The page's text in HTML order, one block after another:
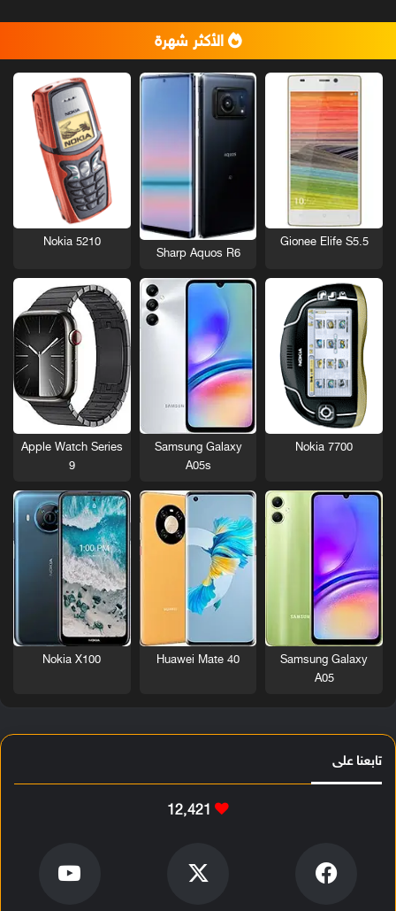
الأكثر شهرة
Gionee Elife S5.5
Sharp Aquos R6
Nokia 5210
Nokia 7700
Samsung Galaxy
A05s
Apple Watch Series
9
Samsung Galaxy
A05
Huawei Mate 40
Nokia X100
تابعنا على
12٬421